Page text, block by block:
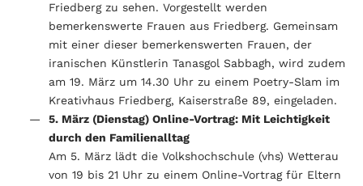
Friedberg zu sehen. Vorgestellt werden
bemerkenswerte Frauen aus Friedberg. Gemeinsam
mit einer dieser bemerkenswerten Frauen, der
iranischen Künstlerin Tanasgol Sabbagh, wird zudem
am 19. März um 14.30 Uhr zu einem Poetry-Slam im
Kreativhaus Friedberg, Kaiserstraße 89, eingeladen.
5. März (Dienstag) Online-Vortrag: Mit Leichtigkeit
durch den Familienalltag
Am 5. März lädt die Volkshochschule (vhs) Wetterau
von 19 bis 21 Uhr zu einem Online-Vortrag für Eltern